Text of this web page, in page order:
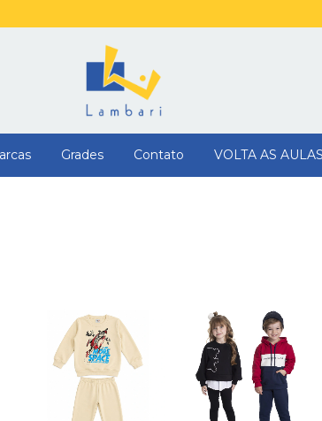
Grades Contato VOLTA AS AULAS